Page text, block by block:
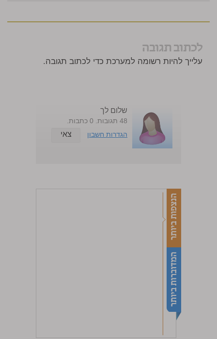
לכתוב תגובה
עלייך להיות רשומה למערכת כדי לכתוב תגובה.
שלום לך
48 תגובות. 0 כתבות.
הגדרות חשבון
צאי